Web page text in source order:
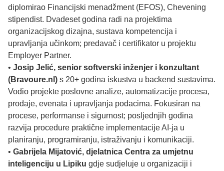
diplomirao Financijski menadžment (EFOS), Chevening
stipendist. Dvadeset godina radi na projektima
organizacijskog dizajna, sustava kompetencija i
upravljanja učinkom; predavač i certifikator u projektu
Employer Partner.
• Josip Jelić, senior softverski inženjer i konzultant
(Bravoure.nl) s 20+ godina iskustva u backend sustavima.
Vodio projekte poslovne analize, automatizacije procesa,
prodaje, evenata i upravljanja podacima. Fokusiran na
procese, performanse i sigurnost; posljednjih godina
razvija procedure praktične implementacije AI-ja u
planiranju, programiranju, istraživanju i komunikaciji.
• Gabrijela Mijatović, djelatnica Centra za umjetnu
inteligenciju u Lipiku gdje sudjeluje u organizaciji i